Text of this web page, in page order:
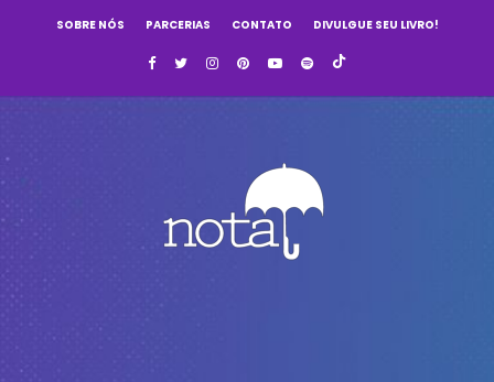
SOBRE NÓS PARCERIAS CONTATO DIVULGUE SEU LIVRO!